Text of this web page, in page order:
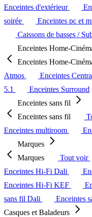
Enceintes d'extérieur
soirée
Enceintes pc et
Caissons de basses /
Enceintes Home-
Enceintes Home-
Atmos
Enceintes
5.1
Enceintes Surround
Enceintes sans fil
Enceintes sans fil
Enceintes multiroom
Marques
Marques
Tout voir
Enceintes Hi-Fi Dali
Enceintes Hi-Fi KEF
sans fil Dali
Enceintes
Casques et Baladeurs